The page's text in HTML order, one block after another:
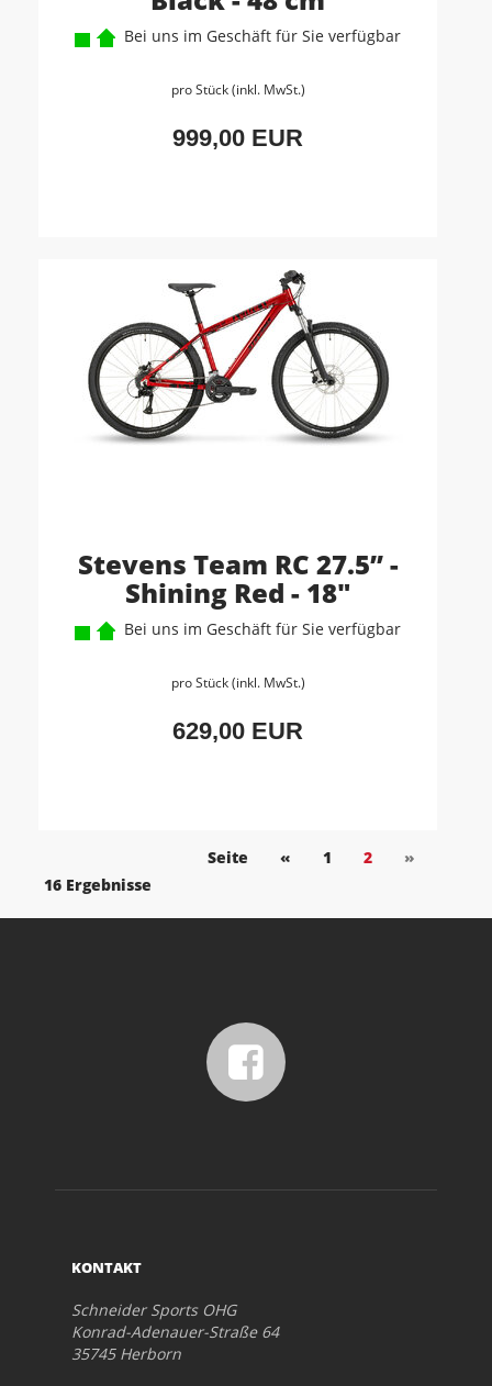
Bei uns im Geschäft für Sie verfügbar
pro Stück (inkl. MwSt.)
999,00 EUR
Stevens Team RC 27.5” -
Shining Red - 18"
Bei uns im Geschäft für Sie verfügbar
pro Stück (inkl. MwSt.)
629,00 EUR
Seite « 1 2
»
16 Ergebnisse
KONTAKT
Schneider Sports OHG
Konrad-Adenauer-Straße 64
35745 Herborn